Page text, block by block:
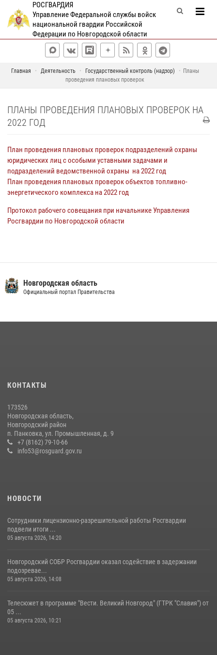
РОСГВАРДИЯ
Управление Федеральной службы войск
национальной гвардии Российской
Федерации по Новгородской области
Главная Деятельность Государственный контроль (надзор)
Планы
проведения плановых проверок
ПЛАНЫ ПРОВЕДЕНИЯ ПЛАНОВЫХ ПРОВЕРОК НА
2022 ГОД
План проведения плановых проверок подразделений охраны
юридических лиц с особыми уставными задачами и
подразделений ведомственной охраны на 2022 год
План проведения плановых проверок объектов топливно-
энергетического комплекса на 2022 год
Протокол рабочего совещания при начальнике Управления
Росгвардии по Новгородской области
Новгородская область
Официальный портал Правительства
КОНТАКТЫ
173526
Новгородская область,
Новгородский район
п. Панковка, ул. Промышленная, д. 9
+7 (8162) 79-10-66
info53@rosguard.gov.ru
НОВОСТИ
Сотрудники лицензионно-разрешительной работы Росгвардии
подвели итоги ...
05 августа 2026, 14:20
Новгородский СОБР Росгвардии оказал содействие в задержании
подозревае...
05 августа 2026, 14:08
Телесюжет в программе "Вести. Великий Новгород" (ГТРК "Славия") от
05 ...
05 августа 2026, 10:21